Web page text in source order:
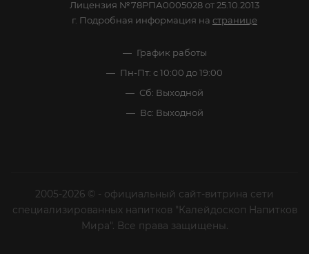
Лицензия №78РПА0005028 от 25.10.2013
г. Подробная информация на странице
График работы
Пн-Пт: с 10:00 до 19:00
Сб: Выходной
Вс: Выходной
2005-2026 © - официальный сайт-витрина сети
специализированных напитков "Калейдоскоп Напитков
Мира". Все права защищены.